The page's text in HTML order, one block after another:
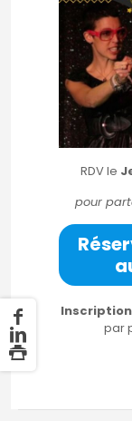
RDV le
pour
par